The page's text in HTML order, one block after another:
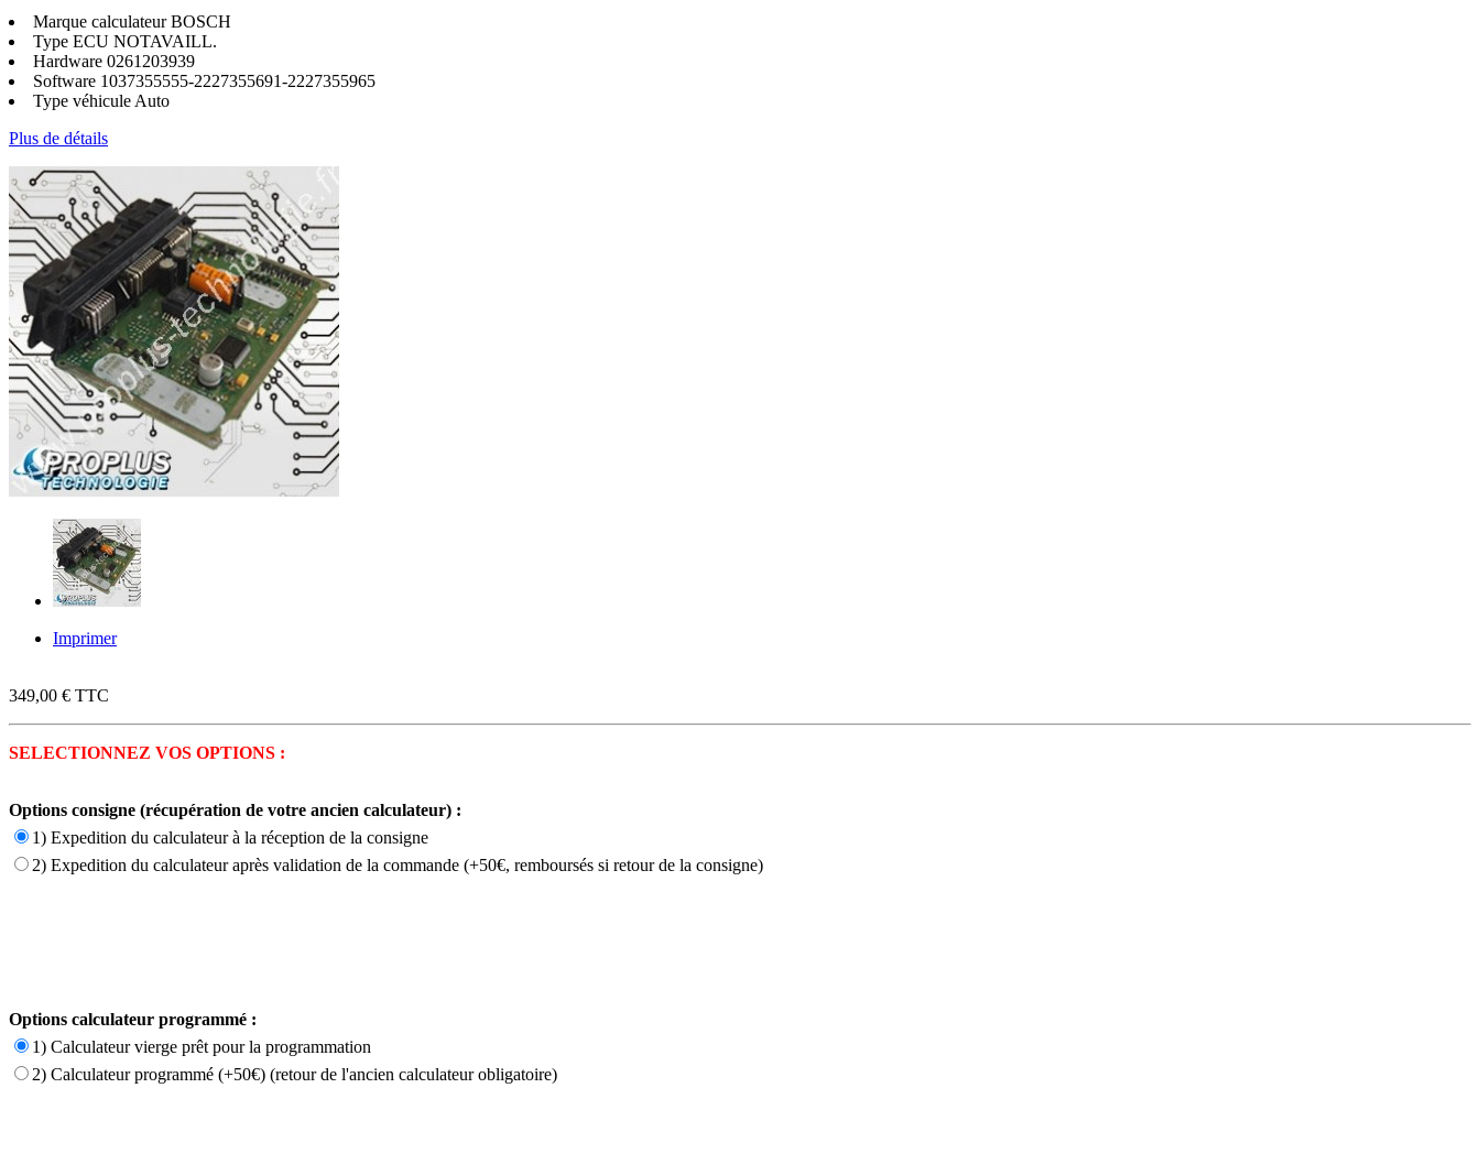
Marque calculateurBOSCH
Type ECU NOTAVAILL.
Hardware 0261203939
Software 1037355555-2227355691-2227355965
Type véhicule Auto
Plus de détails
Imprimer
349,00 € TTC
SELECTIONNEZ VOS OPTIONS :
Options consigne (récupération de votre ancien calculateur) :
1) Expedition du calculateur à la réception de la consigne
2) Expedition du calculateur après validation de la commande (+50€, remboursés si retour de la consigne)
Options calculateur programmé :
1) Calculateur vierge prêt pour la programmation
2) Calculateur programmé (+50€) (retour de l'ancien calculateur obligatoire)